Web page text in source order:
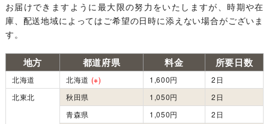
お届けできますように最大限の努力をいたしますが、時期や在
庫、配送地域によってはご希望の日時に添えない場合がございま
す。
地方 都道府県 料金 所要日数
北海道 北海道 (※) 1,600円
2日
北東北
秋田県 1,050円
2日
青森県
1,050円
2日